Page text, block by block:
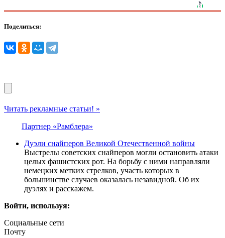
Поделиться:
Читать рекламные статьи! »
Партнер «Рамблера»
Дуэли снайперов Великой Отечественной войны
Выстрелы советских снайперов могли остановить атаки
целых фашистских рот. На борьбу с ними направляли
немецких метких стрелков, участь которых в
большинстве случаев оказалась незавидной. Об их
дуэлях и расскажем.
Войти, используя:
Социальные сети
Почту